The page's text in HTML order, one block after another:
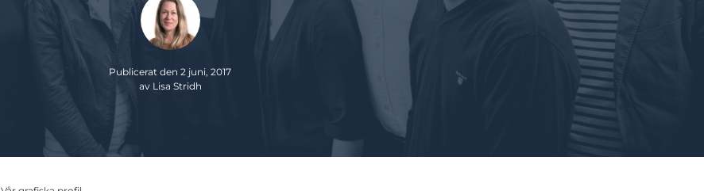
Publicerat den 2 juni, 2017
av Lisa Stridh
Mail